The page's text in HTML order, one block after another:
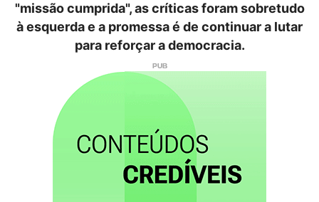
"missão cumprida", as críticas foram sobretudo
à esquerda e a promessa é de continuar a lutar
para reforçar a democracia.